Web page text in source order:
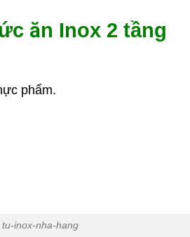
ăn Inox 2 tầng
phẩm.
tu-inox-nha-hang